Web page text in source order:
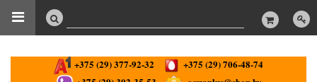
+375 (29) 377-92-32
+375 (29) 706-48-74